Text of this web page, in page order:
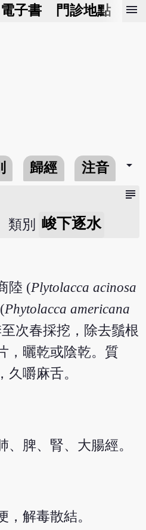
電子書 門診地點 預
menu
歸經 注音 arrow_drop_down
subject
類別 峻下逐水
陸 (Plytolacca acinosa
Phytolacca americana
次春採挖，除去鬚根
，曬乾或陰乾。質
久嚼麻舌。
、脾、腎、大腸經。
，解毒散結。